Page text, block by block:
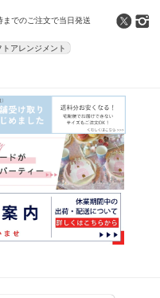
までのご注文で当日発送
トアレンジメント